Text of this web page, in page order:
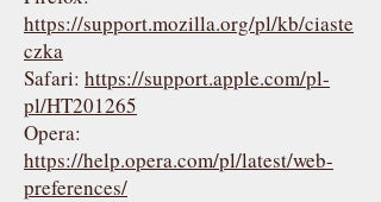
https://support.mozilla.org/pl/kb/ciaste
czka
Safari: https://support.apple.com/pl-
pl/HT201265
Opera:
https://help.opera.com/pl/latest/web-
preferences/